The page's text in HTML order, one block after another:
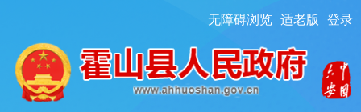
无障碍浏览 适老版 登录